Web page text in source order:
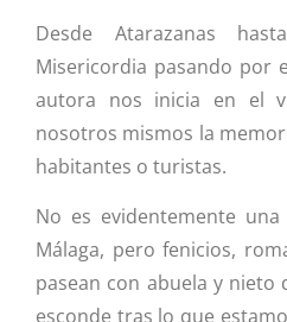
Desde Atarazanas
Misericordia pasando por
autora nos inicia en el
nosotros mismos la
habitantes o turistas.
No es evidentemente
Málaga, pero fenicios,
pasean con abuela y nieto
esconde tras lo que